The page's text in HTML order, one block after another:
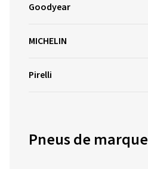
Goodyear
MICHELIN
Pirelli
Pneus de marque